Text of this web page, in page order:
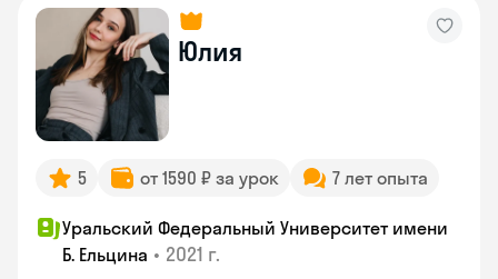
Юлия
5 от 1590 ₽ за урок 7 лет опыта
Уральский Федеральный Университет имени
Б. Ельцина • 2021 г.